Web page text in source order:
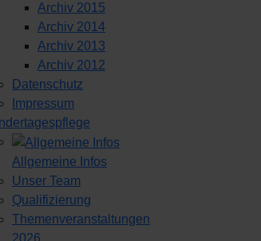
Archiv 2015
Archiv 2014
Archiv 2013
Archiv 2012
Datenschutz
Impressum
Allgemeine Infos
Unser Team
Qualifizierung
Themenveranstaltungen
2026